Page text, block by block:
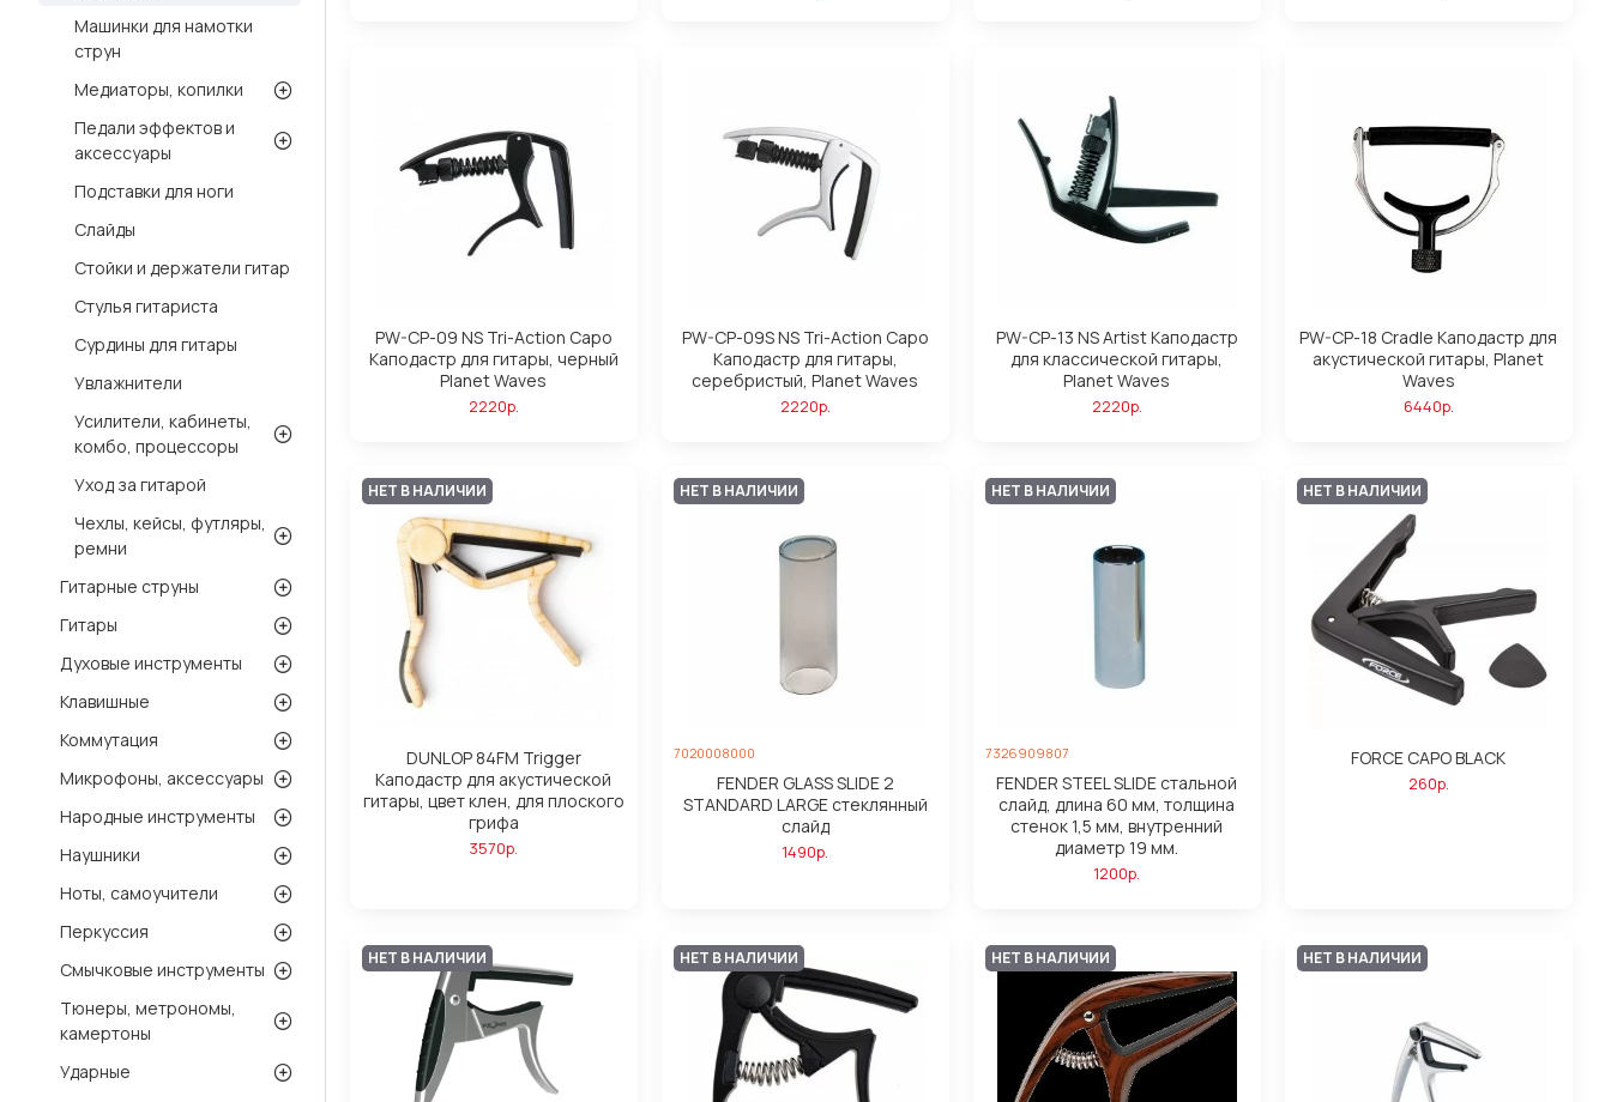
Машинки для намотки
струн
Медиаторы, копилки
Педали эффектов и
аксессуары
Подставки для ноги
Слайды
Стойки и держатели гитар
Стулья гитариста
Сурдины для гитары
Увлажнители
Усилители, кабинеты,
комбо, процессоры
Уход за гитарой
Чехлы, кейсы, футляры,
ремни
Гитарные струны
Гитары
Духовые инструменты
Клавишные
Коммутация
Микрофоны, аксессуары
Народные инструменты
Наушники
Ноты, самоучители
Перкуссия
Смычковые инструменты
Тюнеры, метрономы,
камертоны
Ударные
PW-CP-09 NS Tri-Action Capo
Каподастр для гитары, черный
Planet Waves
2220р.
PW-CP-09S NS Tri-Action Capo
Каподастр для гитары,
серебристый, Planet Waves
2220р.
PW-CP-13 NS Artist Каподастр
для классической гитары,
Planet Waves
2220р.
PW-CP-18 Cradle Каподастр для
акустической гитары, Planet
Waves
6440р.
НЕТ В НАЛИЧИИ
DUNLOP 84FM Trigger
Каподастр для акустической
гитары, цвет клен, для плоского
грифа
3570р.
НЕТ В НАЛИЧИИ
7020008000
FENDER GLASS SLIDE 2
STANDARD LARGE стеклянный
слайд
1490р.
НЕТ В НАЛИЧИИ
7326909807
FENDER STEEL SLIDE стальной
слайд, длина 60 мм, толщина
стенок 1,5 мм, внутренний
диаметр 19 мм.
1200р.
НЕТ В НАЛИЧИИ
FORCE CAPO BLACK
260р.
НЕТ В НАЛИЧИИ НЕТ В НАЛИЧИИ НЕТ В НАЛИЧИИ НЕТ В НАЛИЧИИ